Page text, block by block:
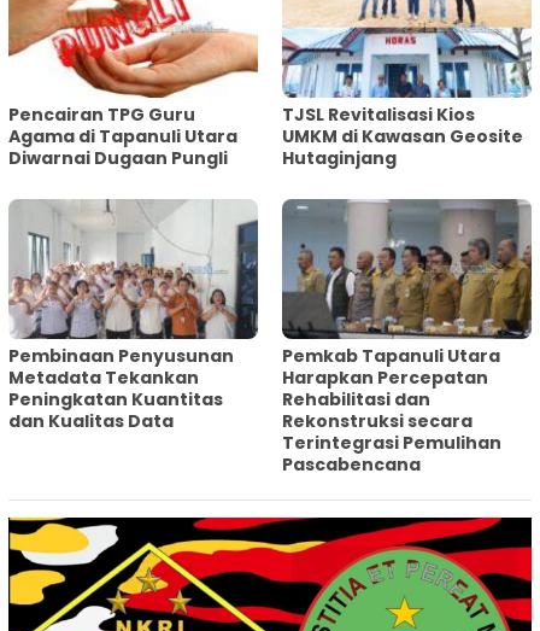
Pencairan TPG Guru
Agama di Tapanuli Utara
Diwarnai Dugaan Pungli
TJSL Revitalisasi Kios
UMKM di Kawasan Geosite
Hutaginjang
Pembinaan Penyusunan
Metadata Tekankan
Peningkatan Kuantitas
dan Kualitas Data
‎Pemkab Tapanuli Utara
Harapkan Percepatan
Rehabilitasi dan
Rekonstruksi secara
Terintegrasi Pemulihan
Pascabencana